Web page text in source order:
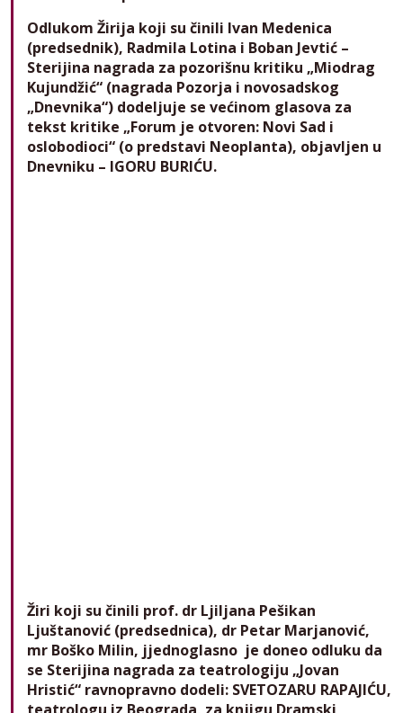
Odlukom Žirija koji su činili Ivan Medenica
(predsednik), Radmila Lotina i Boban Jevtić –
Sterijina nagrada za pozorišnu kritiku „Miodrag
Kujundžić“ (nagrada Pozorja i novosadskog
„Dnevnika“) dodeljuje se većinom glasova za
tekst kritike „Forum je otvoren: Novi Sad i
oslobodioci“ (o predstavi Neoplanta), objavljen u
Dnevniku – IGORU BURIĆU.
Žiri koji su činili prof. dr Ljiljana Pešikan
Ljuštanović (predsednica), dr Petar Marjanović,
mr Boško Milin, jjednoglasno je doneo odluku da
se Sterijina nagrada za teatrologiju „Jovan
Hristić“ ravnopravno dodeli: SVETOZARU RAPAJIĆU,